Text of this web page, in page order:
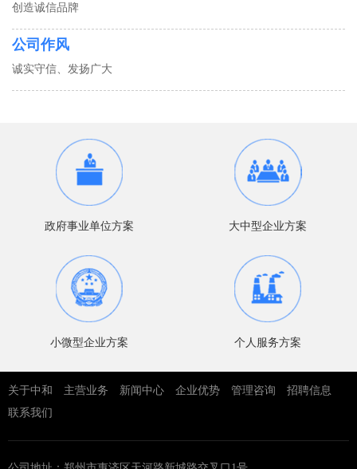
创造诚信品牌
公司作风
诚实守信、发扬广大
政府事业单位方案 大中型企业方案
小微型企业方案 个人服务方案
关于中和 主营业务 新闻中心 企业优势 管理咨询
招聘信息
联系我们